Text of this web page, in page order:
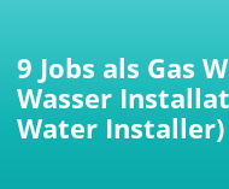
9 Jobs als Gas
Wasser
Water Installer)